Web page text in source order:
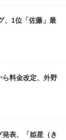
、1位「佐藤」最
ら料金改定、外野
表、「姫星（き